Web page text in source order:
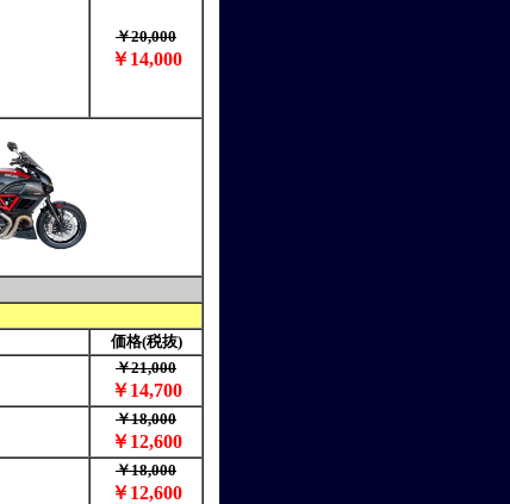
￥20,000
￥14,000
価格(税抜)
￥21,000
￥14,700
￥18,000
￥12,600
￥18,000
￥12,600